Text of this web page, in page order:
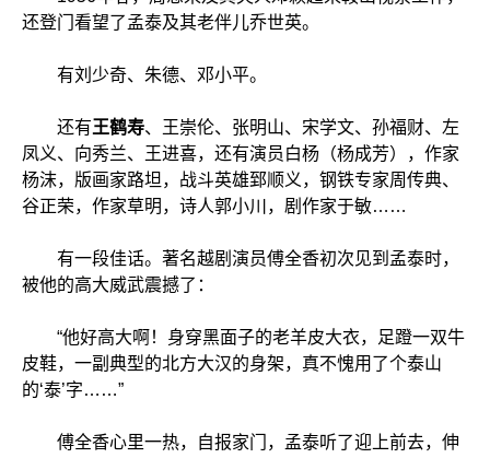
还登门看望了孟泰及其老伴儿乔世英。
有刘少奇、朱德、邓小平。
还有王鹤寿、王崇伦、张明山、宋学文、孙福财、左
凤义、向秀兰、王进喜，还有演员白杨（杨成芳），作家
杨沫，版画家路坦，战斗英雄郅顺义，钢铁专家周传典、
谷正荣，作家草明，诗人郭小川，剧作家于敏……
有一段佳话。著名越剧演员傅全香初次见到孟泰时，
被他的高大威武震撼了：
“他好高大啊！身穿黑面子的老羊皮大衣，足蹬一双牛
皮鞋，一副典型的北方大汉的身架，真不愧用了个泰山
的‘泰’字……”
傅全香心里一热，自报家门，孟泰听了迎上前去，伸